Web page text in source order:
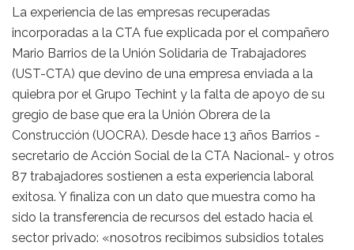
La experiencia de las empresas recuperadas
incorporadas a la CTA fue explicada por el compañero
Mario Barrios de la Unión Solidaria de Trabajadores
(UST-CTA) que devino de una empresa enviada a la
quiebra por el Grupo Techint y la falta de apoyo de su
gregio de base que era la Unión Obrera de la
Construcción (UOCRA). Desde hace 13 años Barrios -
secretario de Acción Social de la CTA Nacional- y otros
87 trabajadores sostienen a esta experiencia laboral
exitosa. Y finaliza con un dato que muestra como ha
sido la transferencia de recursos del estado hacia el
sector privado: «nosotros recibimos subsidios totales